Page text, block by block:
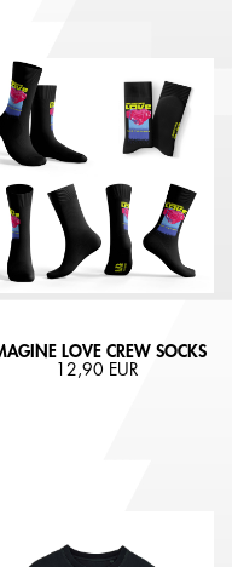
LOVE CREW SOCKS
12,90 EUR